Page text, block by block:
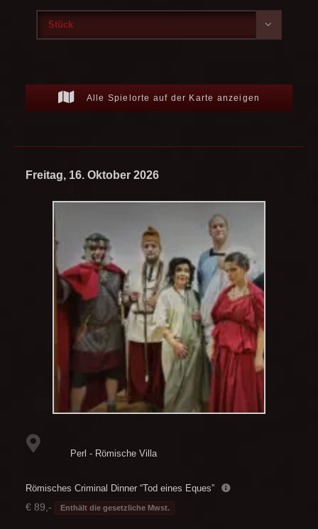

Alle Spielorte auf der Karte anzeigen
Freitag, 16. Oktober 2026
Perl - Römische Villa
Römisches Criminal Dinner “Tod eines Eques”
€ 89,- Enthält die gesetzliche Mwst.